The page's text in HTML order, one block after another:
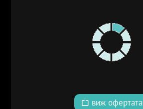
виж офертата